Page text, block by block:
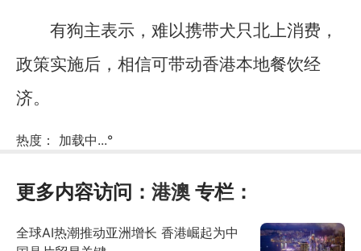
有狗主表示，难以携带犬只北上消费，
政策实施后，相信可带动香港本地餐饮经
济。
热度： 加载中...°
更多内容访问： 港澳 专栏：
全球AI热潮推动亚洲增长 香港崛起为中